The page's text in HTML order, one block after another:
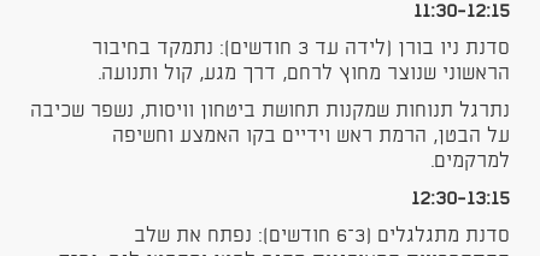
11:30-12:15
סדנת ניו בורן (לידה עד 3 חודשים): נתמקד בחיבור
הראשוני שנוצר מחוץ לרחם, דרך מגע, קול ותנועה.
נתרגל תנוחות שמקנות תחושת ביטחון וויסות, נשפר שכיבה
על הבטן, הרמת ראש וידיים בקו האמצע וחשיפה
למרקמים.
12:30-13:15
סדנת מתגלגלים (3–6 חודשים): נפתח את שלב